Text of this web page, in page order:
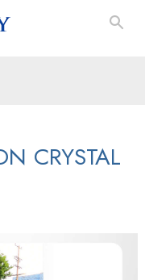
CRYSTAL